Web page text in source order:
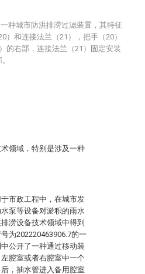
领域，特别是涉及一种
市政工程中，在城市发
泵等设备对淤积的雨水
涝设备技术领域中得到
为202220463906.7的一
公开了一种通过移动装
腔室或者右腔室中一个
，抽水管进入备用腔室
种城市防洪排涝过滤装置，其特征
）和连接法兰（21），把手（20）
的右部，连接法兰（21）固定安装